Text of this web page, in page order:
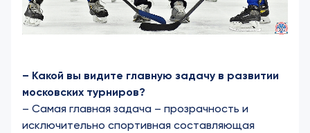
– Какой вы видите главную задачу в развитии
московских турниров?
– Самая главная задача – прозрачность и
исключительно спортивная составляющая